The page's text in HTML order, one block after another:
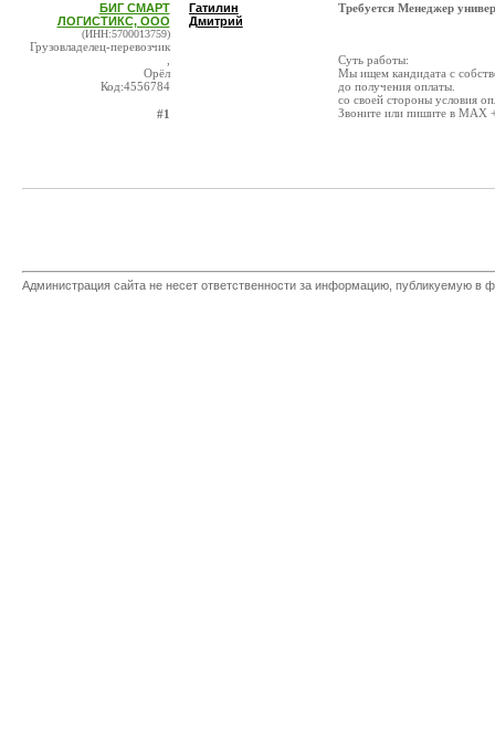
БИГ СМАРТ
ЛОГИСТИКС, ООО
(ИНН:5700013759)
Грузовладелец-перевозчик
Орёл
Код:4556784
#1
Гатилин
Дмитрий
Требуется Менеджер
Суть работы:
Мы ищем кандидата с
до получения оплаты.
со своей стороны условия
Звоните или пишите в МАХ
Администрация сайта не несет ответственности за информацию, публикуемую